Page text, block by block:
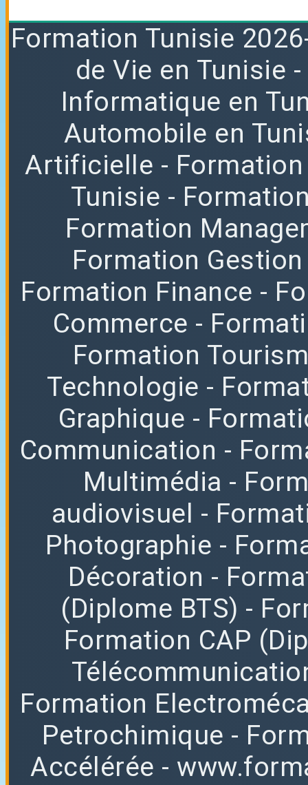
Formation Tunisie
de Vie en Tunisie -
Informatique en
Automobile en
Artificielle -
Tunisie -
Formation
Formation Gestion
Formation Finance -
Commerce -
Formation
Technologie -
Graphique -
Communication -
Multimédia -
audiovisuel -
Photographie -
Décoration -
(Diplome BTS) -
Formation CAP
Formation
Petrochimique -
Accélérée -